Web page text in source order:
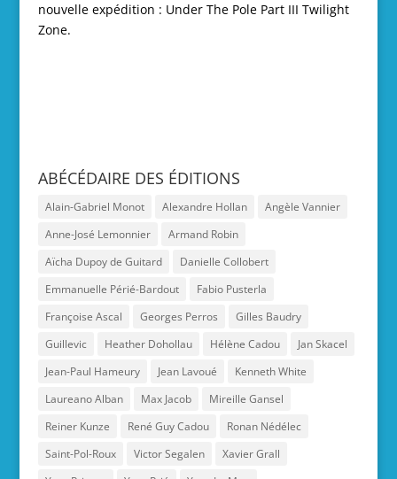
nouvelle expédition : Under The Pole Part III Twilight
Zone.
ABÉCÉDAIRE DES ÉDITIONS
Alain-Gabriel Monot Alexandre Hollan
Angèle Vannier
Anne-José Lemonnier
Armand Robin
Aïcha Dupoy de Guitard
Danielle Collobert
Emmanuelle Périé-Bardout
Fabio Pusterla
Françoise Ascal
Georges Perros
Gilles Baudry
Guillevic
Heather Dohollau Hélène Cadou
Jan Skacel
Jean-Paul Hameury
Jean Lavoué
Kenneth White
Laureano Alban
Max Jacob
Mireille Gansel
Reiner Kunze
René Guy Cadou
Ronan Nédélec
Saint-Pol-Roux
Victor Segalen
Xavier Grall